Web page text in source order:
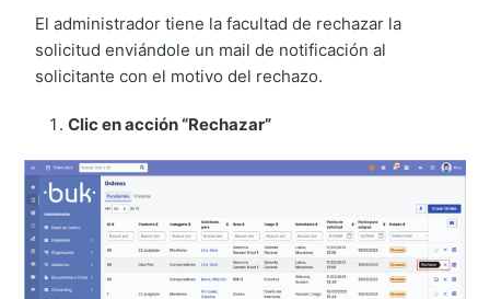
El administrador tiene la facultad de rechazar la
solicitud enviándole un mail de notificación al
solicitante con el motivo del rechazo.
Clic en acción “Rechazar”